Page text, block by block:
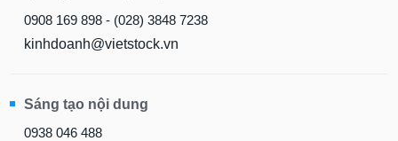
0908 169 898 - (028) 3848 7238
kinhdoanh@vietstock.vn
Sáng tạo nội dung
0938 046 488